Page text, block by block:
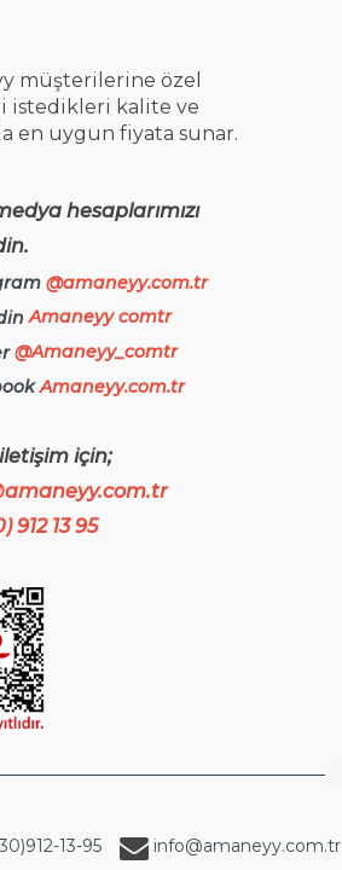
müşterilerine özel
istedikleri kalite ve
en uygun fiyata sunar.
hesaplarımızı
@amaneyy.com.tr
Amaneyy comtr
@Amaneyy_comtr
Amaneyy.com.tr
için;
912 13 95
13-95 info@amaneyy.com.tr